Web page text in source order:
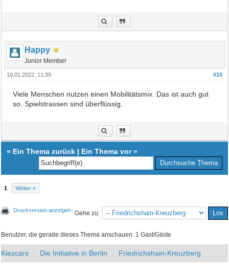
Happy
Junior Member
#10
19.01.2022, 11:39
Viele Menschen nutzen einen Mobilitätsmix. Das ist auch gut
so. Spielstrassen sind überflüssig.
« Ein Thema zurück | Ein Thema vor»
1 Weiter »
Druckversion anzeigen Gehe zu:
Benutzer, die gerade dieses Thema anschauen: 1 Gast/Gäste
Kiezcars Die Initiative in Berlin Friedrichshain-Kreuzberg